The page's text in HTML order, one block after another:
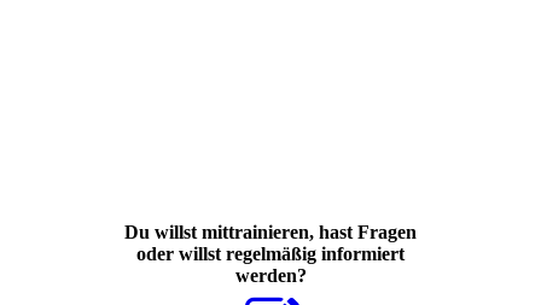
Du willst mittrainieren, hast Fragen
oder willst regelmäßig informiert
werden?